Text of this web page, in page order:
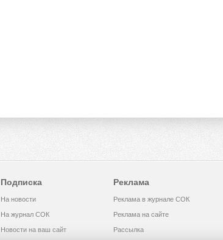
Подписка
На новости
На журнал СОК
Новости на ваш сайт
Реклама
Реклама в журнале СОК
Реклама на сайте
Рассылка